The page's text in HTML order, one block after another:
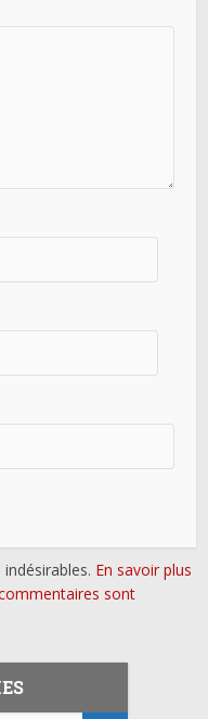
En savoir plus
sont